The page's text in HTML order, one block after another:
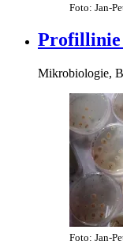
Foto: Jan-
Mikrobiologie,
Foto: Jan-